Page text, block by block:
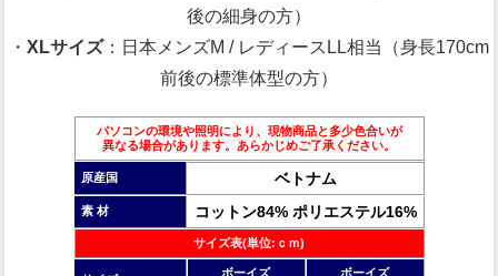
後の細身の方）
・ XLサイズ：日本メンズM / レディースLL相当（身長170cm
前後の標準体型の方）
パソコンの環境や照明により、現物商品と多少色合いが
異なる場合があります。あらかじめご了承ください。
原産国 ベトナム
素 材 コットン84% ポリエステル16%
サイズ表(単位:ｃｍ)
ボーイズ
ボーイズ